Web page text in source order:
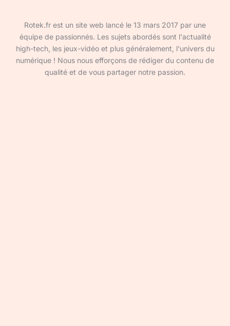
Rotek.fr est un site web lancé le 13 mars 2017 par une
équipe de passionnés. Les sujets abordés sont l'actualité
high-tech, les jeux-vidéo et plus généralement, l'univers du
numérique ! Nous nous efforçons de rédiger du contenu de
qualité et de vous partager notre passion.